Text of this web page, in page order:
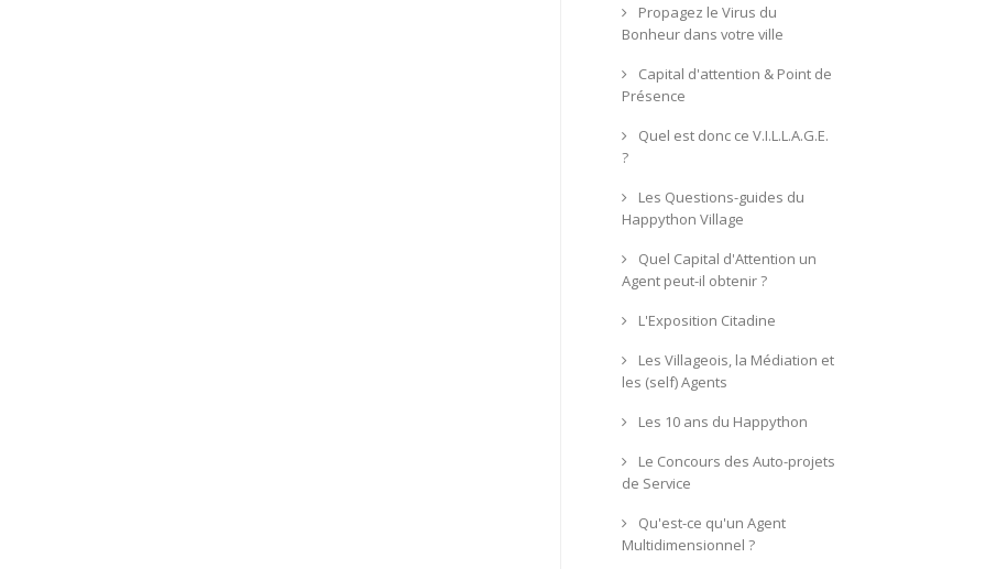
Propagez le Virus du
Bonheur dans votre ville
Capital d'attention & Point de
Présence
Quel est donc ce V.I.L.L.A.G.E.
?
Les Questions-guides du
Happython Village
Quel Capital d'Attention un
Agent peut-il obtenir ?
L'Exposition Citadine
Les Villageois, la Médiation et
les (self) Agents
Les 10 ans du Happython
Le Concours des Auto-projets
de Service
Qu'est-ce qu'un Agent
Multidimensionnel ?